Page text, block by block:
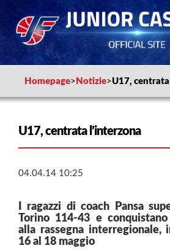
Homepage> Notizie>U17,
U17, centrata l’interzona
04.04.14 10:25
I ragazzi di coach Pansa
Torino 114-43 e
alla rassegna interregionale,
16 al 18 maggio